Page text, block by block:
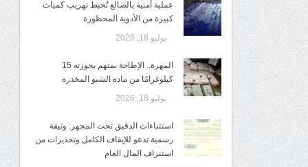
عملية أمنية بالضالع تُحبط تهريب كميات
كبيرة من الأدوية المحظورة
يوليو 18, 2026
المهرة.. الإطاحة بمتهم بحوزته 15
كيلوغرامًا من مادة الشبو المخدرة
يوليو 18, 2026
استثناءات الدقيق تحت المجهر: وثيقة
رسمية تدعو للإيقاف الكامل وتحذيرات من
استنزاف المال العام